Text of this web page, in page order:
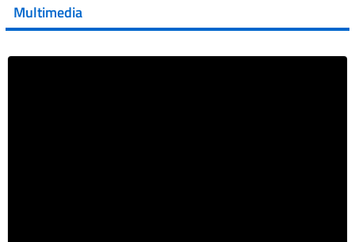
Vai al post →
Multimedia